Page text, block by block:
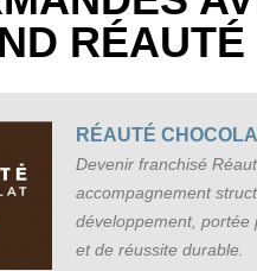
RÉAUTÉ
RÉAUTÉ
Devenir franchisé
accompagnement
développement, portée
et de réussite durable.